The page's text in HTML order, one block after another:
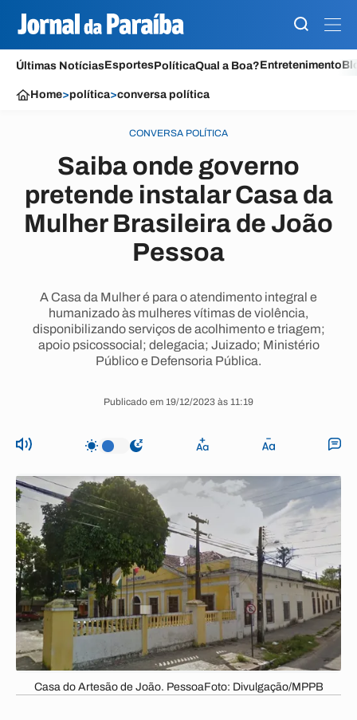
Últimas NotíciasEsportesPolíticaQual a Boa?Entretenimento
Home>política>conversa política
CONVERSA POLÍTICA
Saiba onde governo
pretende instalar Casa da
Mulher Brasileira de João
Pessoa
A Casa da Mulher é para o atendimento integral e
humanizado às mulheres vítimas de violência,
disponibilizando serviços de acolhimento e triagem;
apoio psicossocial; delegacia; Juizado; Ministério
Público e Defensoria Pública.
Publicado em 19/12/2023 às 11:19
Casa do Artesão de João. PessoaFoto: Divulgação/MPPB